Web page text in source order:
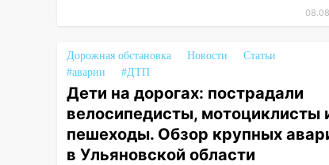
09:28 Дети на дорогах:
пострадали велосипедисты,
мотоциклисты и пешеходы.
Обзор крупных аварий в
Ульяновской области
08:30 Поджог со свечой, 16
Дорожная обстановка Новости
Статьи
#аварии
#ДТП
Дети на дорогах: пострадали
велосипедисты, мотоциклисты
пешеходы. Обзор крупных
в Ульяновской области